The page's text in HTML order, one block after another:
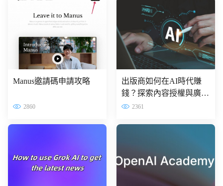
Manus邀請碼申請攻略
2860
出版商如何在AI時代賺
錢？探索內容授權與廣告
分成的利與弊
2361